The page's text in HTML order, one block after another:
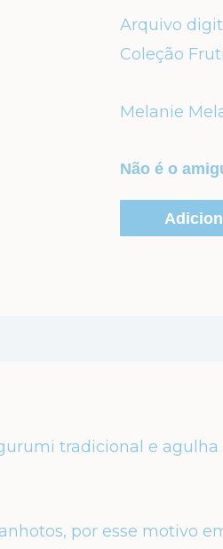
Arquivo
Coleção
Melanie
Não é o
tradicional e
por esse motivo